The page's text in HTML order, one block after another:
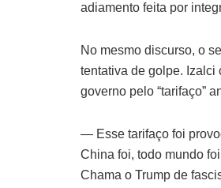
adiamento feita por
No mesmo discurso, o
tentativa de golpe.
governo pelo “tarifaço”
— Esse tarifaço foi
China foi, todo mundo
Chama o Trump de